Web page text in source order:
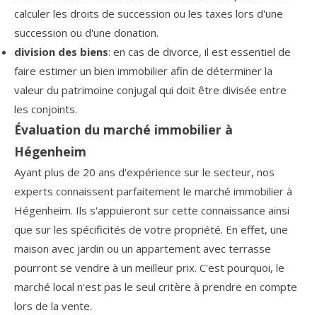
calculer les droits de succession ou les taxes lors d'une
succession ou d'une donation.
division des biens: en cas de divorce, il est essentiel de
faire estimer un bien immobilier afin de déterminer la
valeur du patrimoine conjugal qui doit être divisée entre
les conjoints.
Évaluation du marché immobilier à
Hégenheim
Ayant plus de 20 ans d'expérience sur le secteur, nos
experts connaissent parfaitement le marché immobilier à
Hégenheim. Ils s'appuieront sur cette connaissance ainsi
que sur les spécificités de votre propriété. En effet, une
maison avec jardin ou un appartement avec terrasse
pourront se vendre à un meilleur prix. C'est pourquoi, le
marché local n'est pas le seul critère à prendre en compte
lors de la vente.